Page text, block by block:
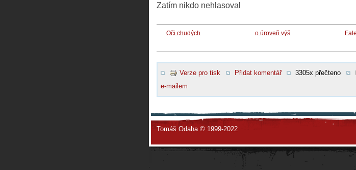
Zatím nikdo nehlasoval
Oči chudých o úroveň výš
Verze pro tisk Přidat komentář 3305x přečteno
e-mailem
Tomáš Odaha © 1999-2022